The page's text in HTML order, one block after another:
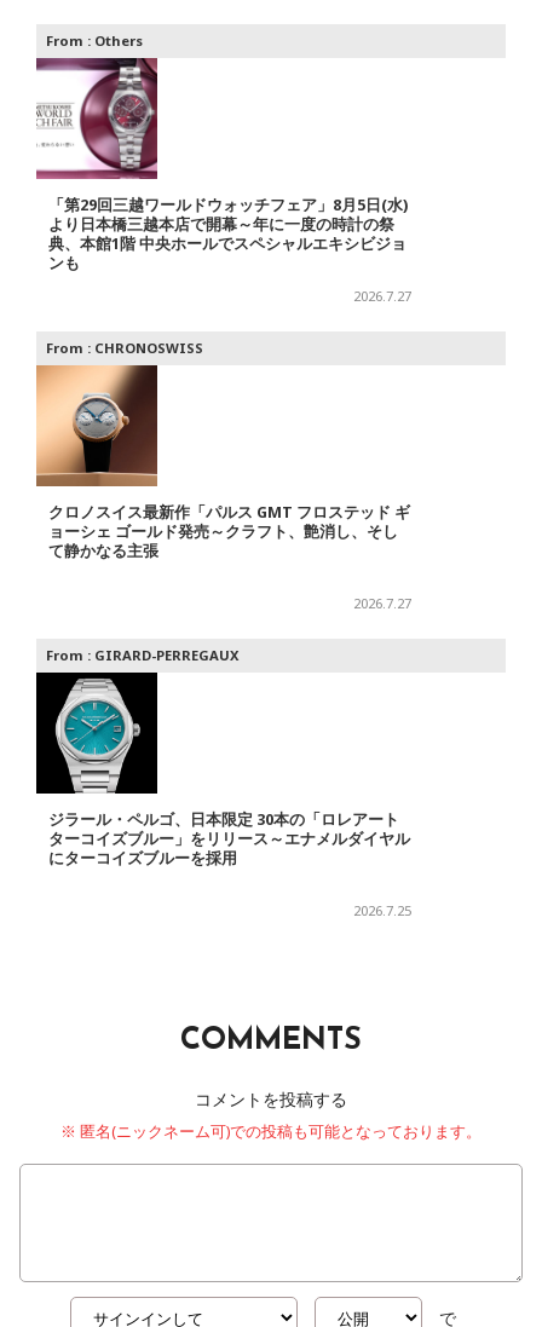
From : Others
「第29回三越ワールドウォッチフェア」8月5日(水)
より日本橋三越本店で開幕～年に一度の時計の祭
典、本館1階 中央ホールでスペシャルエキシビジョ
ンも
2026.7.27
From : CHRONOSWISS
クロノスイス最新作「パルス GMT フロステッド ギ
ョーシェ ゴールド発売～クラフト、艶消し、そし
て静かなる主張
2026.7.27
From : GIRARD-PERREGAUX
ジラール・ペルゴ、日本限定 30本の「ロレアート
ターコイズブルー」をリリース～エナメルダイヤル
にターコイズブルーを採用
2026.7.25
COMMENTS
コメントを投稿する
※ 匿名(ニックネーム可)での投稿も可能となっております。
で